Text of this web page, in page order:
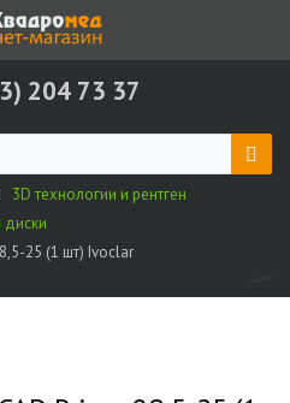
204 73 37
3D технологии и рентген
диски
25 (1 шт) Ivoclar